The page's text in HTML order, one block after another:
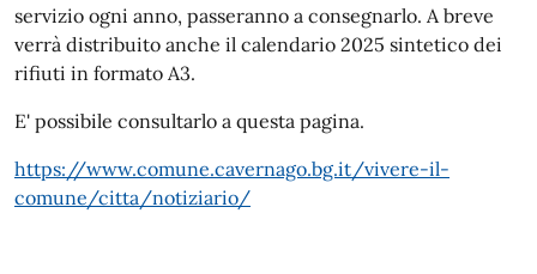
servizio ogni anno, passeranno a consegnarlo. A breve
verrà distribuito anche il calendario 2025 sintetico dei
rifiuti in formato A3.
E' possibile consultarlo a questa pagina.
https://www.comune.cavernago.bg.it/vivere-il-
comune/citta/notiziario/